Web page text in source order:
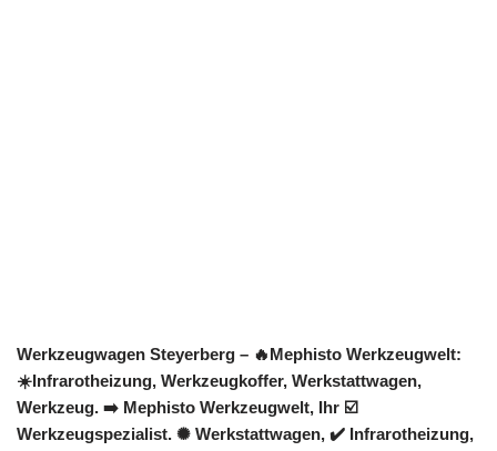
Werkzeugwagen Steyerberg – 🔥Mephisto Werkzeugwelt:
☀️Infrarotheizung, Werkzeugkoffer, Werkstattwagen,
Werkzeug. ➡️ Mephisto Werkzeugwelt, Ihr ☑️
Werkzeugspezialist. ✺ Werkstattwagen, ✔️ Infrarotheizung,